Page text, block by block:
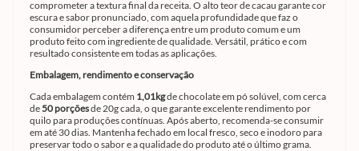
comprometer a textura final da receita. O alto teor de cacau garante cor
escura e sabor pronunciado, com aquela profundidade que faz o
consumidor perceber a diferença entre um produto comum e um
produto feito com ingrediente de qualidade. Versátil, prático e com
resultado consistente em todas as aplicações.
Embalagem, rendimento e conservação
Cada embalagem contém 1,01kgde chocolate em pó solúvel, com cerca
de50 porçõesde 20g cada, o que garante excelente rendimento por
quilo para produções contínuas. Após aberto, recomenda-se consumir
em até 30 dias. Mantenha fechado em local fresco, seco e inodoro para
preservar todo o sabor e a qualidade do produto até o último grama.